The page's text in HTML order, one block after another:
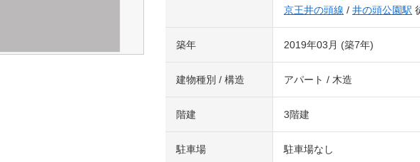
京王井の頭線 / 井の頭公園駅
築年 2019年03月 (築7年)
建物種別 / 構造 アパート / 木造
階建 3階建
駐車場 駐車場なし